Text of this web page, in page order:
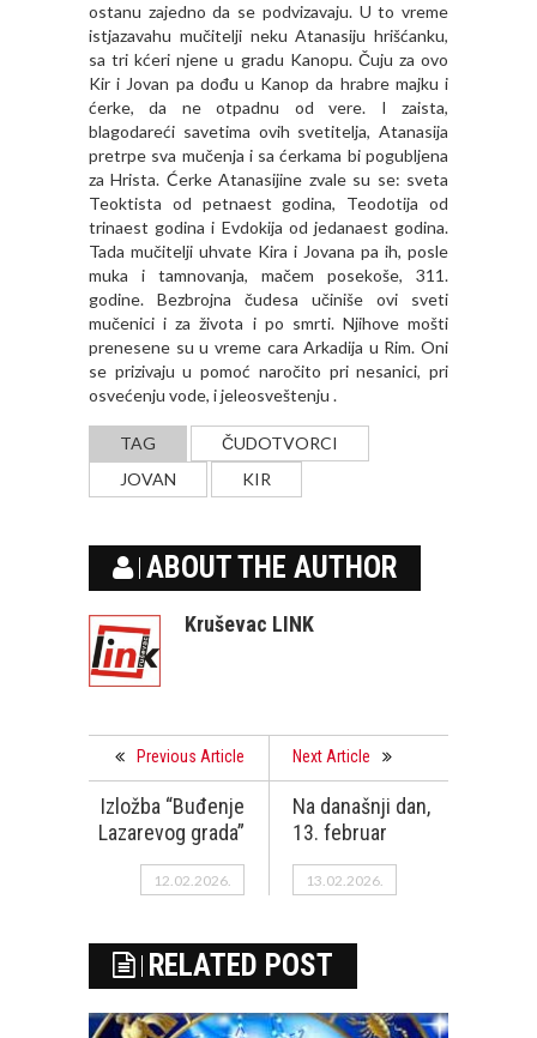
ostanu zajedno da se podvizavaju. U to vreme
istjazavahu mučitelji neku Atanasiju hrišćanku,
sa tri kćeri njene u gradu Kanopu. Čuju za ovo
Kir i Jovan pa dođu u Kanop da hrabre majku i
ćerke, da ne otpadnu od vere. I zaista,
blagodareći savetima ovih svetitelja, Atanasija
pretrpe sva mučenja i sa ćerkama bi pogubljena
za Hrista. Ćerke Atanasijine zvale su se: sveta
Teoktista od petnaest godina, Teodotija od
trinaest godina i Evdokija od jedanaest godina.
Tada mučitelji uhvate Kira i Jovana pa ih, posle
muka i tamnovanja, mačem posekoše, 311.
godine. Bezbrojna čudesa učiniše ovi sveti
mučenici i za života i po smrti. Njihove mošti
prenesene su u vreme cara Arkadija u Rim. Oni
se prizivaju u pomoć naročito pri nesanici, pri
osvećenju vode, i jeleosveštenju .
TAG
ČUDOTVORCI
JOVAN
KIR
ABOUT THE AUTHOR
Kruševac LINK
Previous Article
Izložba “Buđenje
Lazarevog grada”
12.02.2026.
Next Article
Na današnji dan,
13. februar
13.02.2026.
RELATED POST